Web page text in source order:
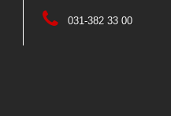
031-382 33 00